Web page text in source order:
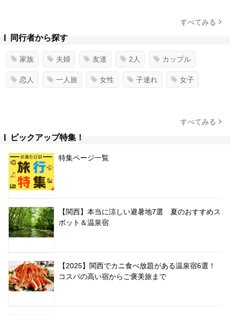
すべてみる
同行者から探す
家族 夫婦 友達 2人 カップル
恋人 一人旅 女性 子連れ 女子
すべてみる
ピックアップ特集！
特集ページ一覧
【関西】本当に涼しい避暑地7選 夏のおすすめス
ポット＆温泉宿
【2025】関西でカニ食べ放題がある温泉宿6選！
コスパの高い宿からご褒美旅まで